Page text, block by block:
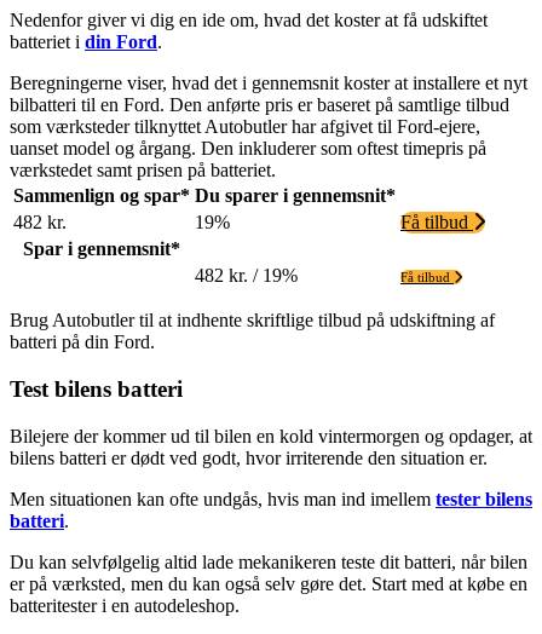
Nedenfor giver vi dig en ide om, hvad det koster at få udskiftet
batteriet i din Ford.
Beregningerne viser, hvad det i gennemsnit koster at installere et nyt
bilbatteri til en Ford. Den anførte pris er baseret på samtlige tilbud
som værksteder tilknyttet Autobutler har afgivet til Ford-ejere,
uanset model og årgang. Den inkluderer som oftest timepris på
værkstedet samt prisen på batteriet.
Sammenlign og spar* Du sparer i gennemsnit*
482 kr.
19%
Få tilbud
Spar i gennemsnit*
482 kr. / 19%
Få tilbud
Brug Autobutler til at indhente skriftlige tilbud på udskiftning af
batteri på din Ford.
Test bilens batteri
Bilejere der kommer ud til bilen en kold vintermorgen og opdager, at
bilens batteri er dødt ved godt, hvor irriterende den situation er.
Men situationen kan ofte undgås, hvis man ind imellem tester bilens
batteri.
Du kan selvfølgelig altid lade mekanikeren teste dit batteri, når bilen
er på værksted, men du kan også selv gøre det. Start med at købe en
batteritester i en autodeleshop.